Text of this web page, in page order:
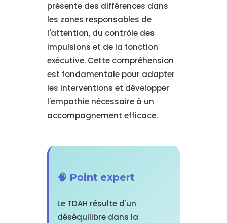
présente des différences dans
les zones responsables de
l'attention, du contrôle des
impulsions et de la fonction
exécutive. Cette compréhension
est fondamentale pour adapter
les interventions et développer
l'empathie nécessaire à un
accompagnement efficace.
🧠 Point expert
Le TDAH résulte d'un
déséquilibre dans la